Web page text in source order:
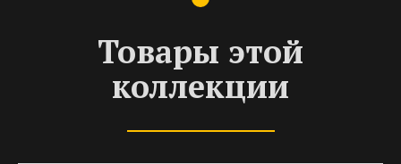
Товары этой
коллекции